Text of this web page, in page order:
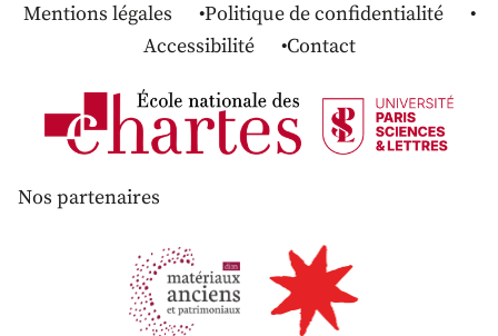
Mentions légales
Politique de confidentialité
Accessibilité
Contact
Nos partenaires